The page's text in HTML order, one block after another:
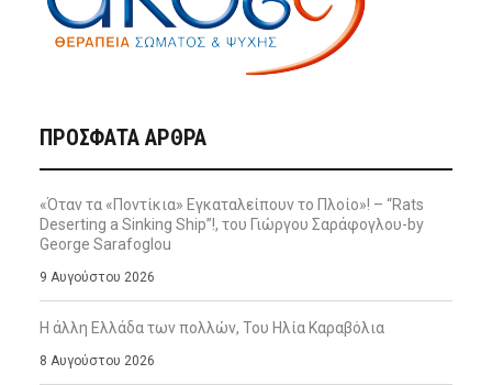
ΠΡΌΣΦΑΤΑ ΆΡΘΡΑ
«Όταν τα «Ποντίκια» Εγκαταλείπουν το Πλοίο»! – “Rats
Deserting a Sinking Ship”!, του Γιώργου Σαράφογλου-by
George Sarafoglou
9 Αυγούστου 2026
Η άλλη Ελλάδα των πολλών, Του Ηλία Καραβόλια
8 Αυγούστου 2026